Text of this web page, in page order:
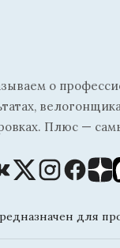
о
Плюс —
для